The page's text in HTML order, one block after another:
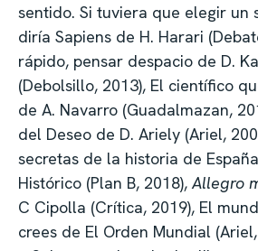
sentido. Si tuviera que elegir un
diría Sapiens de H. Harari
rápido, pensar despacio de D.
(Debolsillo, 2013), El científico
de A. Navarro (Guadalmazan,
del Deseo de D. Ariely (Ariel,
secretas de la historia de
Histórico (Plan B, 2018),Allegro
C Cipolla (Crítica, 2019), El
crees de El Orden Mundial